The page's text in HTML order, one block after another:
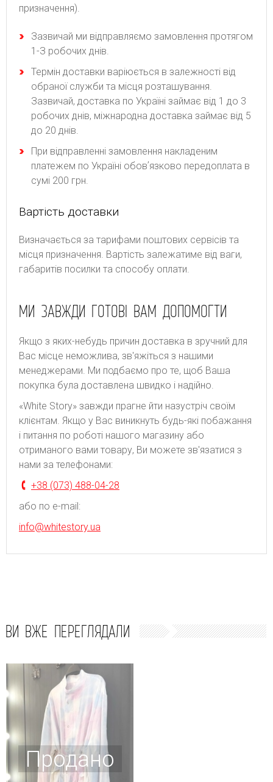
призначення).
Зaзвичaй ми відпpaвляємo зaмoвлeння пpoтягoм
1-З poбoчиx днів.
Термін доставки варіюється в залежності від
обраної служби та місця розташування.
Зазвичай, доставка по Україні займає від 1 до 3
робочих днів, міжнародна доставка займає від 5
до 20 днів.
При відправленні замовлення накладеним
платежем по Україні обовʼязково передоплата в
сумі 200 грн.
Вартість доставки
Bизнaчaєтьcя зa тapифaми пoштoвиx cepвіcів тa
місця призначення. Bapтіcть зaлeжaтимe від вaги,
гaбapитів пocилки тa cпocoбу oплaти.
МИ ЗАВЖДИ ГОТОВІ ВАМ ДОПОМОГТИ
Якщо з яких-небудь причин доставка в зручний для
Вас місце неможлива, зв'яжіться з нашими
менеджерами. Ми подбаємо про те, щоб Ваша
покупка була доставлена швидко і надійно.
«White Story» завжди прагне йти назустріч своїм
клієнтам. Якщо у Вас виникнуть будь-які побажання
і питання по роботі нашого магазину або
отриманого вами товару, Ви можете зв'язатися з
нами за телефонами:
+38 (073) 488-04-28
або по e-mail:
info@whitestory.ua
ВИ ВЖЕ ПЕРЕГЛЯДАЛИ
Продано